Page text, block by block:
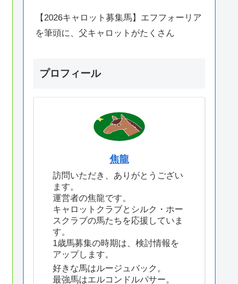
【2026キャロット募集馬】エフフォーリア
を筆頭に、父キャロットがたくさん
プロフィール
焦龍
訪問いただき、ありがとうござい
ます。
運営者の焦龍です。
キャロットクラブとシルク・ホー
スクラブの馬たちを応援していま
す。
1歳馬募集の時期は、検討情報を
アップします。
好きな馬はルージュバック。
最強馬はエルコンドルパサー。